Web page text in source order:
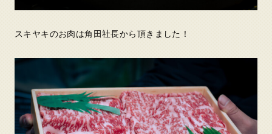
スキヤキのお肉は角田社長から頂きました！